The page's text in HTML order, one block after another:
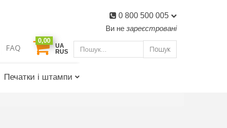
Пошук
UA
RUS
0,00
Ви не зареєстровані
0 800 500 005
FAQ
Печатки і штампи